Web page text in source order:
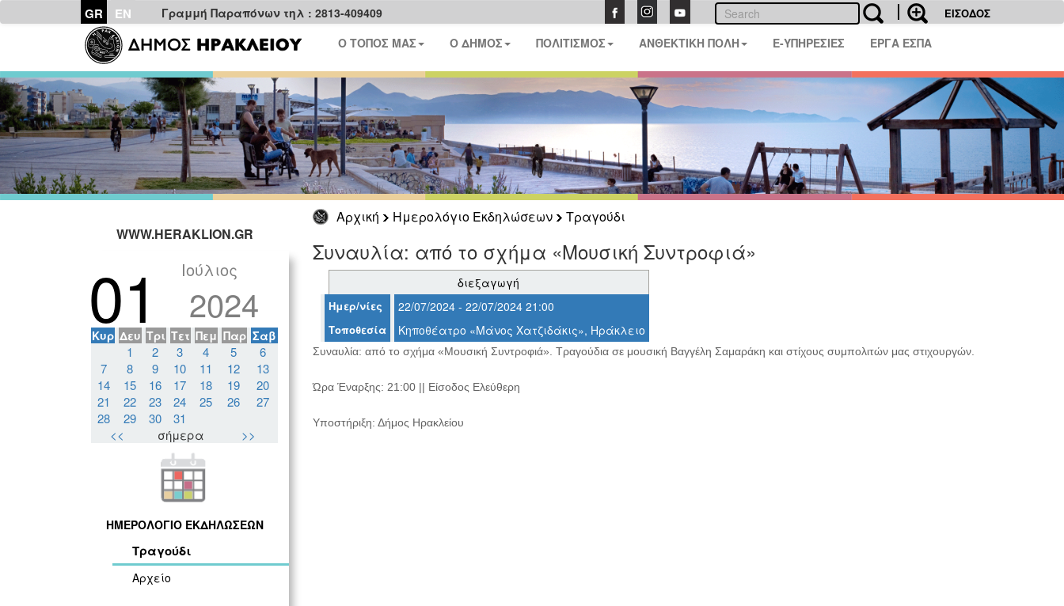
GR EN Γραμμή Παραπόνων τηλ : 2813-409409 ΕΙΣΟΔΟΣ
Ο ΤΟΠΟΣ ΜΑΣ Ο ΔΗΜΟΣ ΠΟΛΙΤΙΣΜΟΣ ΑΝΘΕΚΤΙΚΗ ΠΟΛΗ E-ΥΠΗΡΕΣΙΕΣ ΕΡΓΑ ΕΣΠΑ
Αρχική Ημερολόγιο Εκδηλώσεων
Τραγούδι
WWW.HERAKLION.GR
01 Ιούλιος
2024
Κυρ Δευ Τρι Τετ Πεμ Παρ Σαβ
1 2 3 4 5
6
7
8 9 10 11 12
13
14
15 16 17 18 19
20
21
22 23 24 25 26
27
28
29 30
31
<<
σήμερα >>
ΗΜΕΡΟΛΟΓΙΟ ΕΚΔΗΛΩΣΕΩΝ
Τραγούδι
Αρχείο
Συναυλία: από το σχήμα «Μουσική Συντροφιά»
διεξαγωγή
Ημερ/νίες 22/07/2024 - 22/07/2024 21:00
Τοποθεσία Κηποθέατρο «Μάνος Χατζιδάκις», Ηράκλειο
Συναυλία: από το σχήμα «Μουσική Συντροφιά». Τραγούδια σε μουσική Βαγγέλη Σαμαράκη και στίχους συμπολιτών μας στιχουργών.
Ώρα Έναρξης: 21:00 || Είσοδος Ελεύθερη
Υποστήριξη: Δήμος Ηρακλείου